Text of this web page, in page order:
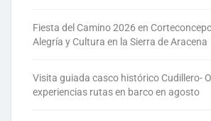
Fiesta del Camino 2026 en
Alegría y Cultura en la Sierra de Aracena
Visita guiada casco histórico Cudillero-
experiencias rutas en barco en agosto